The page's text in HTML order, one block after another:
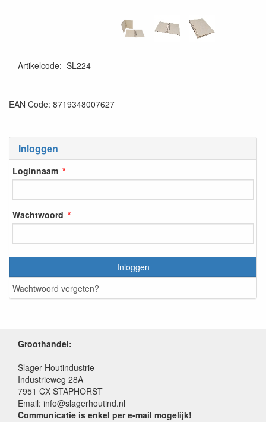
Inloggen
Loginnaam
Wachtwoord
Inloggen
Wachtwoord vergeten?
Artikelcode: SL224
EAN Code: 8719348007627
Groothandel:
Slager Houtindustrie
Industrieweg 28A
7951 CX STAPHORST
Email: info@slagerhoutind.nl
Communicatie is enkel per e-mail mogelijk!